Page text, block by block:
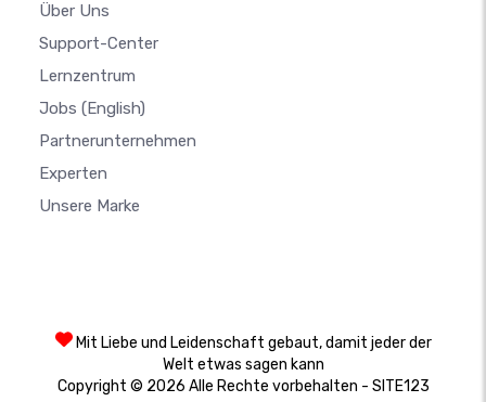
Über Uns
Support-Center
Lernzentrum
Jobs (English)
Partnerunternehmen
Experten
Unsere Marke
Mit Liebe und Leidenschaft gebaut, damit jeder der
Welt etwas sagen kann
Copyright © 2026 Alle Rechte vorbehalten - SITE123